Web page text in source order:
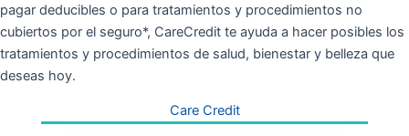
pagar deducibles o para tratamientos y procedimientos no
cubiertos por el seguro*, CareCredit te ayuda a hacer posibles los
tratamientos y procedimientos de salud, bienestar y belleza que
deseas hoy.
Care Credit